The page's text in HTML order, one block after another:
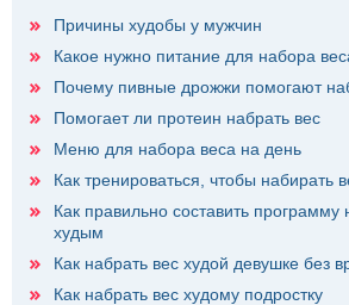
Причины худобы у мужчин
Какое нужно питание для набора
Почему пивные дрожжи помогают
Помогает ли протеин набрать вес
Меню для набора веса на день
Как тренироваться, чтобы набирать
Как правильно составить программу
худым
Как набрать вес худой девушке без
Как набрать вес худому подростку